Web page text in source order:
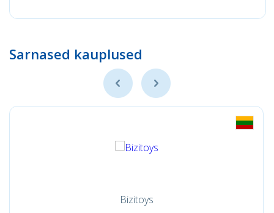
Sarnased kauplused
Bizitoys